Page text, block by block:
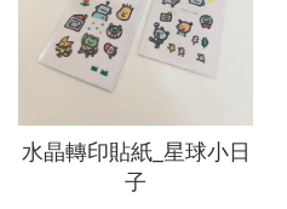
水晶轉印貼紙_星球小日
子